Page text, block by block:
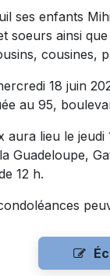
ses enfants
soeurs ainsi
cousines,
18 juin
au 95,
aura lieu le
Guadeloupe,
12 h.